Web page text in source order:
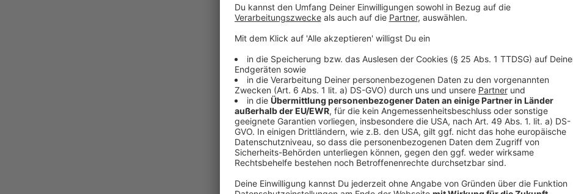
- männlich
- etwa 1,75 bis 1,80 Meter groß
- circa 20 bis 25 Jahre alt
- hatte ein graues Bandana-Tuch über dem Mund
- trug eine schwarze Basecap, ein schwarzes Oberteil mit
Streifen, eine schwarze Hose sowie schwarze Schuhe
- führte einen Teleskopschlagstock mit sich